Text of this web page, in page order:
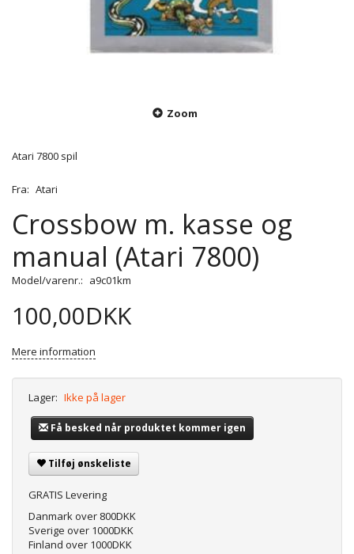
Zoom
Atari 7800 spil
Fra: Atari
Crossbow m. kasse og
manual (Atari 7800)
Model/varenr.: a9c01km
100,00DKK
Mere information
Lager: Ikke på lager
Få besked når produktet kommer igen
Tilføj ønskeliste
GRATIS Levering
Danmark over 800DKK
Sverige over 1000DKK
Finland over 1000DKK